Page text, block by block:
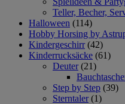
Teller, Becher,
Halloween (114)
Hobby Horsing by
Kindergeschirr (42)
Kinderrucksäcke (61)
Deuter (21)
Step by Step (39)
Sterntaler (1)